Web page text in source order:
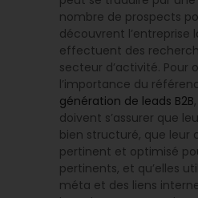
nombre de prospects
découvrent l’entreprise
effectuent des
secteur d’activité. Pour
l’importance du
génération de leads B2B
doivent s’assurer que
bien structuré, que leur
pertinent et optimisé
pertinents, et qu’elles
méta et des liens